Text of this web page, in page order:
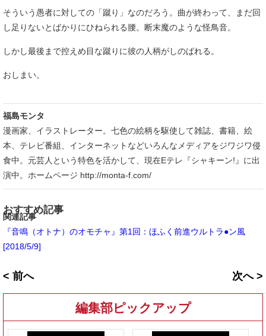
そういう愚者に対しての「蹴り」なのだろう。曲が終わって、まだ回
し足りないとばかりにひねられる腰。断末魔のような怪鳥音。
しかし最後まで控えめ目な蹴りに彼の人柄がしのばれる。
おしまい。
福島モンタ
漫画家、イラストレーター。七色の絵柄を駆使して雑誌、書籍、絵
本、テレビ番組、インターネットなどいろんなメディアをジワジワ侵
食中。元芸人という特色を活かして、現在Eテレ『シャキーン!』に出
演中。ホームページ http://monta-f.com/
おすすめ記事
関連記事
『音鳴（オトナ）のオモチャ』第1回：ほふく前進ウルトラ●ン風
[2018/5/9]
< 前へ 次へ >
編集部ピックアップ